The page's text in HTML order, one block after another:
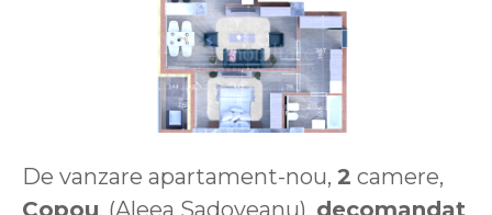
De vanzare apartament-nou, 2 camere,
Copou, (Aleea Sadoveanu), decomandat